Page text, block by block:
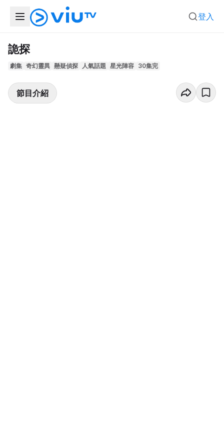
登入
詭探
劇集 奇幻靈異 懸疑偵探 人氣話題 星光陣容 30集完
節目介紹